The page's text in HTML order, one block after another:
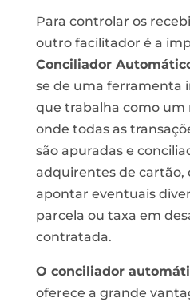
Para controlar os
outro facilitador é a
Conciliador
se de uma ferramenta
que trabalha como um
onde todas as
são apuradas e
adquirentes de cartão,
apontar eventuais
parcela ou taxa em
contratada.
O conciliador
oferece a grande